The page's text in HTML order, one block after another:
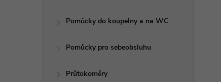
Pomůcky do koupelny a na WC
Pomůcky pro sebeobsluhu
Průtokoměry